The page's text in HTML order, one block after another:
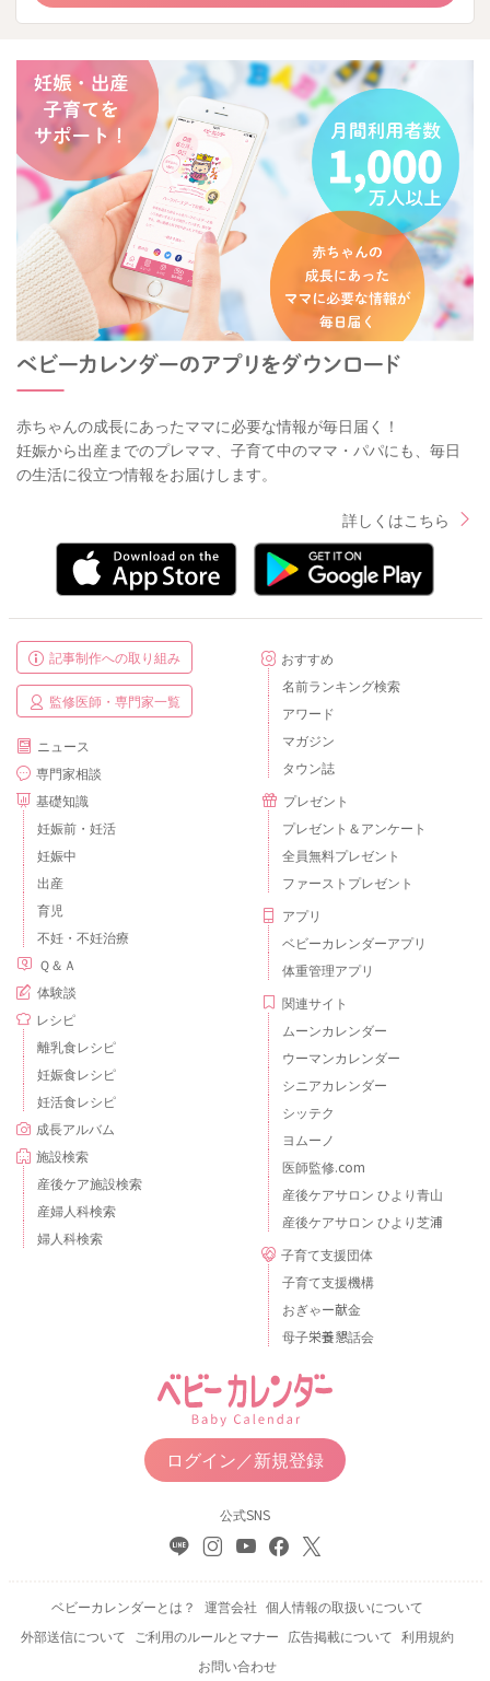
赤ちゃんの成長にあったママに必要な情報が毎日届く！
妊娠から出産までのプレママ、子育て中のママ・パパにも、毎日
の生活に役立つ情報をお届けします。
詳しくはこちら
記事制作への取り組み
監修医師・専門家一覧
ニュース
専門家相談
基礎知識
妊娠前・妊活
妊娠中
出産
育児
不妊・不妊治療
Ｑ＆Ａ
体験談
レシピ
離乳食レシピ
妊娠食レシピ
妊活食レシピ
成長アルバム
施設検索
産後ケア施設検索
産婦人科検索
婦人科検索
おすすめ
名前ランキング検索
アワード
マガジン
タウン誌
プレゼント
プレゼント＆アンケート
全員無料プレゼント
ファーストプレゼント
アプリ
ベビーカレンダーアプリ
体重管理アプリ
関連サイト
ムーンカレンダー
ウーマンカレンダー
シニアカレンダー
シッテク
ヨムーノ
医師監修.com
産後ケアサロン ひより青山
産後ケアサロン ひより芝浦
子育て支援団体
子育て支援機構
おぎゃー献金
母子栄養懇話会
ログイン／新規登録
公式SNS
ベビーカレンダーとは？ 運営会社 個人情報の取扱いについて
外部送信について
ご利用のルールとマナー 広告掲載について 利用規約
お問い合わせ